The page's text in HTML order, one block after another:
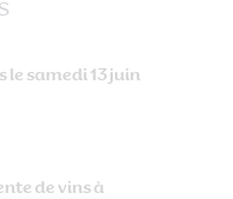
le samedi 13 juin
de vins à